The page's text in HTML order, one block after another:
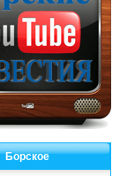
Борское